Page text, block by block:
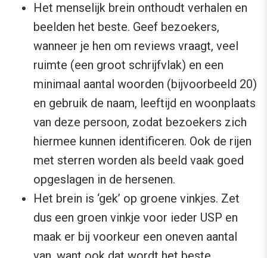
Het menselijk brein onthoudt verhalen en
beelden het beste. Geef bezoekers,
wanneer je hen om reviews vraagt, veel
ruimte (een groot schrijfvlak) en een
minimaal aantal woorden (bijvoorbeeld 20)
en gebruik de naam, leeftijd en woonplaats
van deze persoon, zodat bezoekers zich
hiermee kunnen identificeren. Ook de rijen
met sterren worden als beeld vaak goed
opgeslagen in de hersenen.
Het brein is ‘gek’ op groene vinkjes. Zet
dus een groen vinkje voor ieder USP en
maak er bij voorkeur een oneven aantal